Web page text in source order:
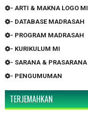
- ARTI & MAKNA LOGO MI
- DATABASE MADRASAH
- PROGRAM MADRASAH
- KURIKULUM MI
- SARANA & PRASARANA
- PENGUMUMAN
TERJEMAHKAN